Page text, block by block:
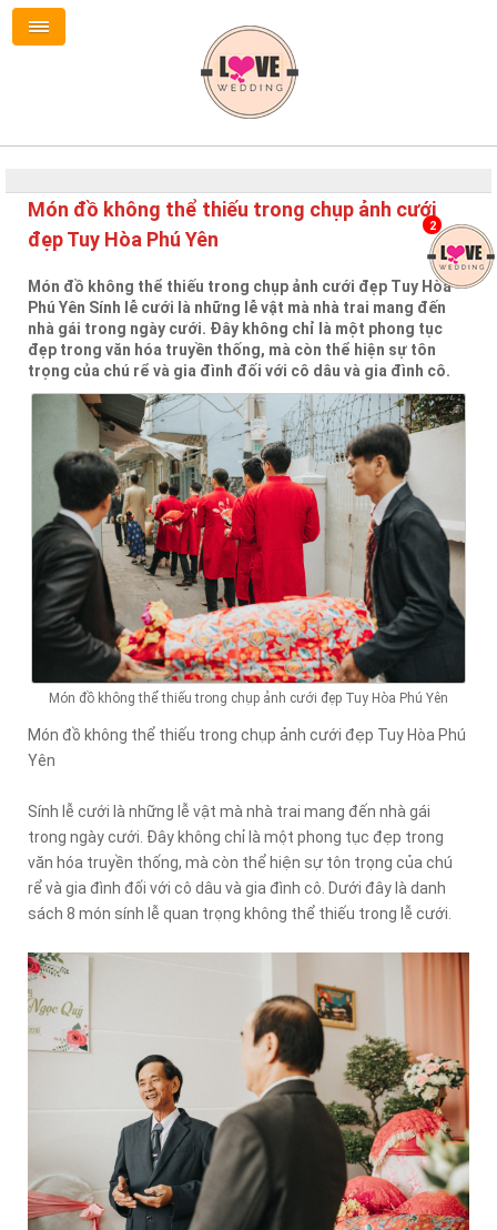
Món đồ không thể thiếu trong chụp ảnh cưới
đẹp Tuy Hòa Phú Yên
Món đồ không thể thiếu trong chụp ảnh cưới đẹp Tuy Hòa
Phú Yên Sính lễ cưới là những lễ vật mà nhà trai mang đến
nhà gái trong ngày cưới. Đây không chỉ là một phong tục
đẹp trong văn hóa truyền thống, mà còn thể hiện sự tôn
trọng của chú rể và gia đình đối với cô dâu và gia đình cô.
Món đồ không thể thiếu trong chụp ảnh cưới đẹp Tuy Hòa Phú Yên
Món đồ không thể thiếu trong chụp ảnh cưới đẹp Tuy Hòa Phú
Yên
Sính lễ cưới là những lễ vật mà nhà trai mang đến nhà gái
trong ngày cưới. Đây không chỉ là một phong tục đẹp trong
văn hóa truyền thống, mà còn thể hiện sự tôn trọng của chú
rể và gia đình đối với cô dâu và gia đình cô. Dưới đây là danh
sách 8 món sính lễ quan trọng không thể thiếu trong lễ cưới.
2